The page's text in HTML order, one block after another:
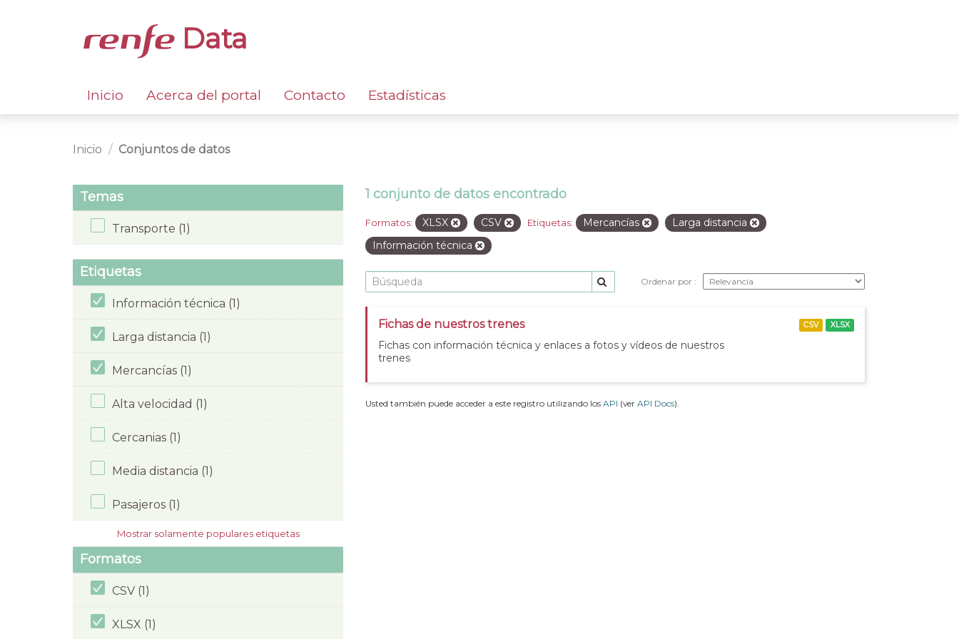
Data
Inicio Acerca del portal Contacto Estadísticas
Inicio Conjuntos de datos
Temas
Transporte (1)
Etiquetas
Información técnica (1)
Larga distancia (1)
Mercancías (1)
Alta velocidad (1)
Cercanias (1)
Media distancia (1)
Pasajeros (1)
Mostrar solamente populares etiquetas
Formatos
CSV (1)
XLSX (1)
1 conjunto de datos encontrado
Formatos: XLSX CSV Etiquetas: Mercancías
Larga distancia
Información técnica
Ordenar por
Fichas de nuestros trenes
Fichas con información técnica y enlaces a fotos y vídeos de nuestros
trenes
CSV XLSX
Usted también puede acceder a este registro utilizando los API (ver API Docs).